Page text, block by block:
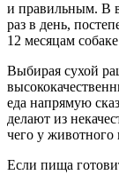
и правильным. В
раз в день,
12 месяцам
Выбирая сухой
еда напрямую
делают из
чего у животного
Если пища